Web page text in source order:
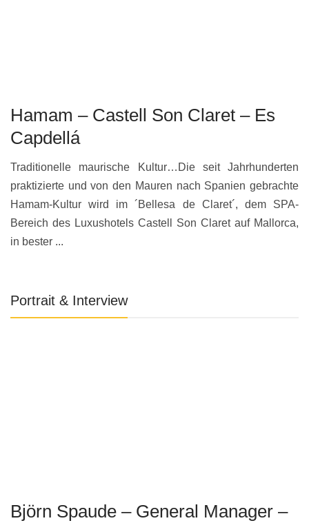
Hamam – Castell Son Claret – Es
Capdellá
Traditionelle maurische Kultur…Die seit Jahrhunderten
praktizierte und von den Mauren nach Spanien gebrachte
Hamam-Kultur wird im ´Bellesa de Claret´, dem SPA-
Bereich des Luxushotels Castell Son Claret auf Mallorca,
in bester ...
Portrait & Interview
Björn Spaude – General Manager –